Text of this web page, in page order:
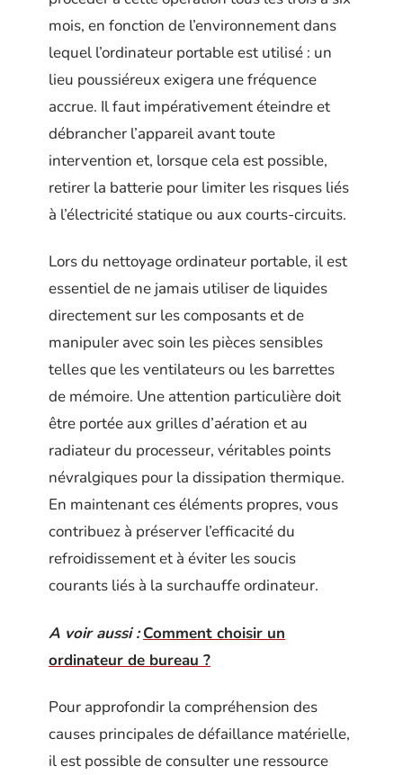
mois, en fonction de l’environnement dans
lequel l’ordinateur portable est utilisé : un
lieu poussiéreux exigera une fréquence
accrue. Il faut impérativement éteindre et
débrancher l’appareil avant toute
intervention et, lorsque cela est possible,
retirer la batterie pour limiter les risques liés
à l’électricité statique ou aux courts-circuits.
Lors du nettoyage ordinateur portable, il est
essentiel de ne jamais utiliser de liquides
directement sur les composants et de
manipuler avec soin les pièces sensibles
telles que les ventilateurs ou les barrettes
de mémoire. Une attention particulière doit
être portée aux grilles d’aération et au
radiateur du processeur, véritables points
névralgiques pour la dissipation thermique.
En maintenant ces éléments propres, vous
contribuez à préserver l’efficacité du
refroidissement et à éviter les soucis
courants liés à la surchauffe ordinateur.
A voir aussi : Comment choisir un
ordinateur de bureau ?
Pour approfondir la compréhension des
causes principales de défaillance matérielle,
il est possible de consulter une ressource